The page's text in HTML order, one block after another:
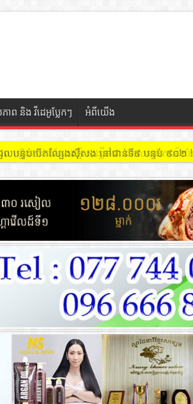
ភាព និង វីដេអូប្លែកៗ អំពីយើង
លបន្ទប់បើកល្បែងសុីសង នៅជាន់ទី៩ បន្ទប់ ៩០២ !